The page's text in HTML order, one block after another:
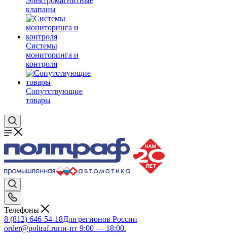
клапаны
Системы
мониторинга и
контроля
Сопутствующие
товары
Телефоны
8 (812) 646-54-18Для регионов России
order@poltraf.ruпн-пт 9:00 — 18:00.